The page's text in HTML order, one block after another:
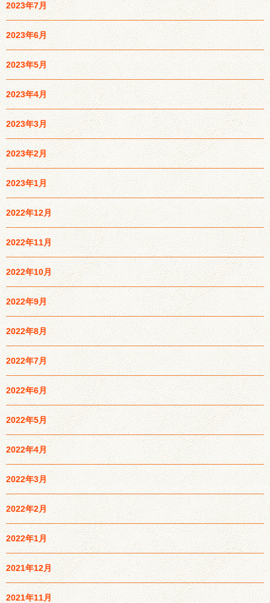
2023年7月
2023年6月
2023年5月
2023年4月
2023年3月
2023年2月
2023年1月
2022年12月
2022年11月
2022年10月
2022年9月
2022年8月
2022年7月
2022年6月
2022年5月
2022年4月
2022年3月
2022年2月
2022年1月
2021年12月
2021年11月